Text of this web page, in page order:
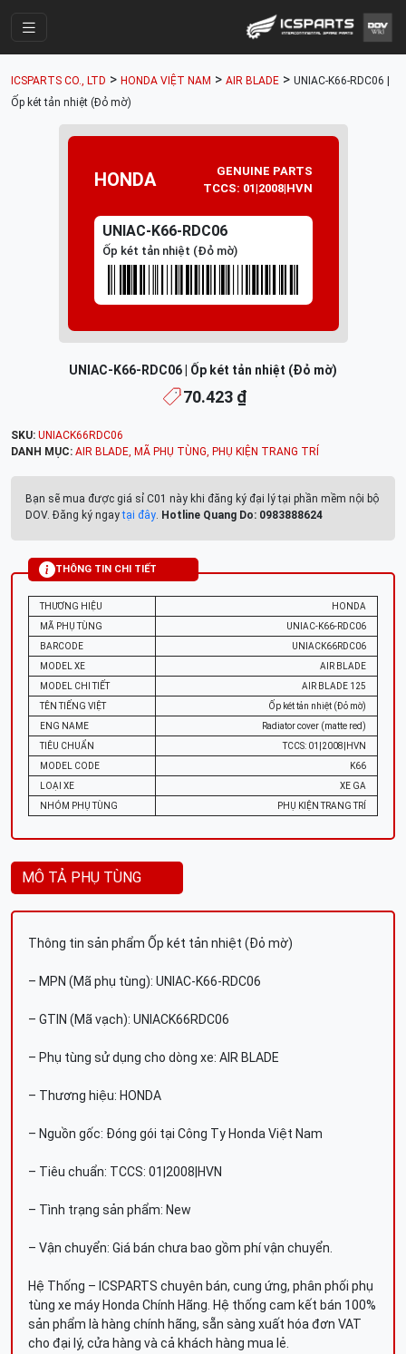
Parts Catalogue
Mã Phụ Tùng
Tài khoản
ICSPARTS CO., LTD > HONDA VIỆT NAM > AIR BLADE > UNIAC-K66-RDC06 |
Ốp két tản nhiệt (Đỏ mờ)
HONDA
GENUINE PARTS
TCCS: 01|2008|HVN
UNIAC-K66-RDC06
Ốp két tản nhiệt (Đỏ mờ)
UNIAC-K66-RDC06 | Ốp két tản nhiệt (Đỏ mờ)
70.423 ₫
SKU: UNIACK66RDC06
DANH MỤC: AIR BLADE, MÃ PHỤ TÙNG, PHỤ KIỆN TRANG TRÍ
Bạn sẽ mua được giá sỉ C01 này khi đăng ký đại lý tại phần mềm nội bộ
DOV. Đăng ký ngaytại đây. Hotline Quang Do: 0983888624
THÔNG TIN CHI TIẾT
THƯƠNG HIỆU
HONDA
MÃ PHỤ TÙNG
UNIAC-K66-RDC06
BARCODE
UNIACK66RDC06
MODEL XE
AIR BLADE
MODEL CHI TIẾT
AIR BLADE 125
TÊN TIẾNG VIỆT
Ốp két tản nhiệt (Đỏ mờ)
ENG NAME
Radiator cover (matte red)
TIÊU CHUẨN
TCCS: 01|2008|HVN
MODEL CODE
K66
LOẠI XE
XE GA
NHÓM PHỤ TÙNG
PHỤ KIỆN TRANG TRÍ
MÔ TẢ PHỤ TÙNG
Thông tin sản phẩm Ốp két tản nhiệt (Đỏ mờ)
– MPN (Mã phụ tùng): UNIAC-K66-RDC06
– GTIN (Mã vạch): UNIACK66RDC06
– Phụ tùng sử dụng cho dòng xe: AIR BLADE
– Thương hiệu: HONDA
– Nguồn gốc: Đóng gói tại Công Ty Honda Việt Nam
– Tiêu chuẩn: TCCS: 01|2008|HVN
– Tình trạng sản phẩm: New
– Vận chuyển: Giá bán chưa bao gồm phí vận chuyển.
Hệ Thống – ICSPARTS chuyên bán, cung ứng, phân phối phụ
tùng xe máy Honda Chính Hãng. Hệ thống cam kết bán 100%
sản phẩm là hàng chính hãng, sẵn sàng xuất hóa đơn VAT
cho đại lý, cửa hàng và cả khách hàng mua lẻ.